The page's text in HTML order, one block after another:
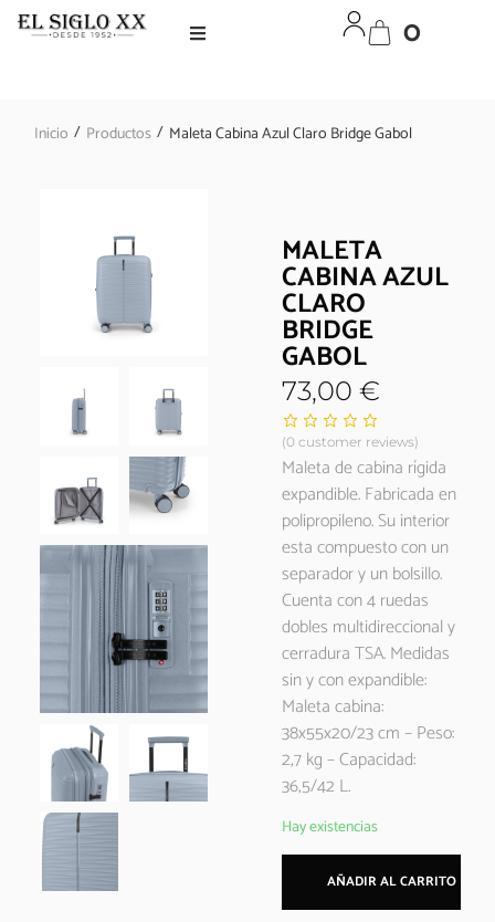
0
Inicio / Productos / Maleta Cabina Azul Claro Bridge Gabol
MALETA
CABINA AZUL
CLARO
BRIDGE
GABOL
73,00€
(0 customer reviews)
Maleta de cabina rígida
expandible. Fabricada en
polipropileno. Su interior
esta compuesto con un
separador y un bolsillo.
Cuenta con 4 ruedas
dobles multidireccional y
cerradura TSA. Medidas
sin y con expandible:
Maleta cabina:
38x55x20/23 cm – Peso:
2,7 kg – Capacidad:
36,5/42 L.
Hay existencias
AÑADIR AL CARRITO